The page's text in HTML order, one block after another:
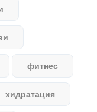
фитнес
хидратация